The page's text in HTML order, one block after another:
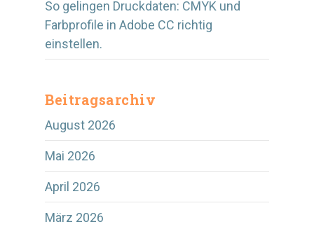
So gelingen Druckdaten: CMYK und
Farbprofile in Adobe CC richtig
einstellen.
Beitragsarchiv
August 2026
Mai 2026
April 2026
März 2026